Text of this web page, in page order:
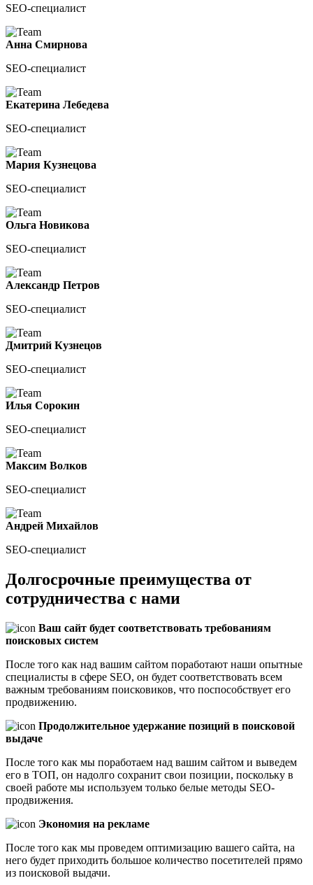
SEO-специалист
Анна Смирнова
SEO-специалист
Екатерина Лебедева
SEO-специалист
Мария Кузнецова
SEO-специалист
Ольга Новикова
SEO-специалист
Александр Петров
SEO-специалист
Дмитрий Кузнецов
SEO-специалист
Илья Сорокин
SEO-специалист
Максим Волков
SEO-специалист
Андрей Михайлов
SEO-специалист
Долгосрочные преимущества от
сотрудничества с нами
Ваш сайт будет соответствовать требованиям
поисковых систем
После того как над вашим сайтом поработают наши опытные
специалисты в сфере SEO, он будет соответствовать всем
важным требованиям поисковиков, что поспособствует его
продвижению.
Продолжительное удержание позиций в поисковой
выдаче
После того как мы поработаем над вашим сайтом и выведем
его в ТОП, он надолго сохранит свои позиции, поскольку в
своей работе мы используем только белые методы SEO-
продвижения.
Экономия на рекламе
После того как мы проведем оптимизацию вашего сайта, на
него будет приходить большое количество посетителей прямо
из поисковой выдачи.